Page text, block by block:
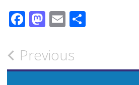
Facebook
Mastodon
Email
Post
Previous